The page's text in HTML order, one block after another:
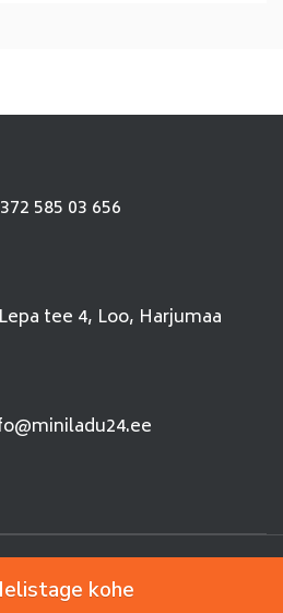
585 03 656
Lepa tee 4, Loo, Harjumaa
All rights reserved.
kohe